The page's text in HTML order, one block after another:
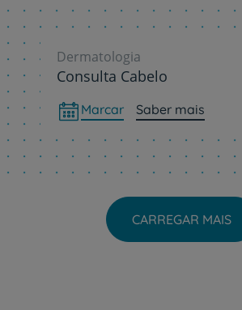
Dermatologia
Consulta Cabelo
Marcar Saber mais
CARREGAR MAIS